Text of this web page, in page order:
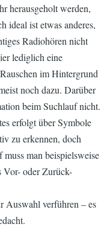
herausgeholt werden,
ideal ist etwas anderes,
Radiohören nicht
lediglich eine
im Hintergrund
noch dazu. Darüber
beim Suchlauf nicht.
erfolgt über Symbole
zu erkennen, doch
man beispielsweise
Vor- oder Zurück-
Auswahl verführen – es